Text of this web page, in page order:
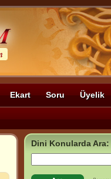
Ekart Soru Üyelik
Dini Konularda Ara: